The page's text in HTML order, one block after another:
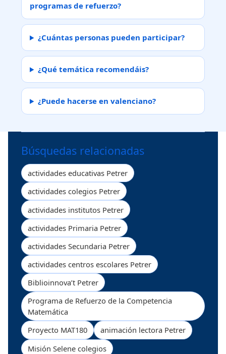
programas de refuerzo?
¿Cuántas personas pueden participar?
¿Qué temática recomendáis?
¿Puede hacerse en valenciano?
Búsquedas relacionadas
actividades educativas Petrer
actividades colegios Petrer
actividades institutos Petrer
actividades Primaria Petrer
actividades Secundaria Petrer
actividades centros escolares Petrer
Biblioinnova’t Petrer
Programa de Refuerzo de la Competencia
Matemática
Proyecto MAT180
animación lectora Petrer
Misión Selene colegios